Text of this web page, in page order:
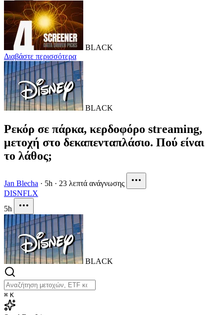
BLACK
Διαβάστε περισσότερα
BLACK
Ρεκόρ σε πάρκα, κερδοφόρο streaming,
μετοχή στο δεκαπενταπλάσιο. Πού είναι
το λάθος;
Jan Blecha · 5h · 23 λεπτά ανάγνωσης
DISNFLX
5h
BLACK
⌘ K